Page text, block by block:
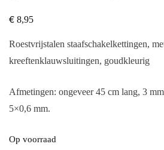
€ 8,95
Roestvrijstalen staafschakelkettingen,
kreeftenklauwsluitingen, goudkleurig
Afmetingen: ongeveer 45 cm lang, 3
5×0,6 mm.
Op voorraad